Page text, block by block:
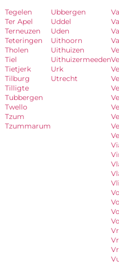
Tegelen
Ter Apel
Terneuzen
Teteringen
Tholen
Tiel
Tietjerk
Tilburg
Tilligte
Tubbergen
Twello
Tzum
Tzummarum
Ubbergen
Uddel
Uden
Uithoorn
Uithuizen
Uithuizermeeden
Urk
Utrecht